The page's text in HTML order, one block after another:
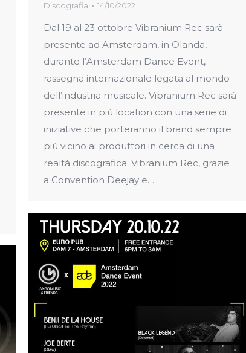
Discografia 14/10/2022
Dal 19 al 23 ottobre Vibranium Rec sarà
presente ad Amsterdam, in Olanda,
durante l’Amsterdam Dance Event,
rassegna internazionale legata al mondo
dell’industria musicale. Vibranium Rec sarà
presente in più location con una serie di
iniziative che porteranno il brand sempre
più vicino ai produttori in cerca di una
realtà discografica. Vibranium Rec, grazie
a Convention Deejay e…